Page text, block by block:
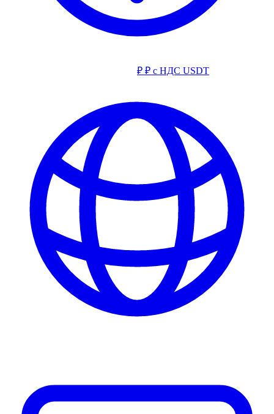
₽ ₽ с НДС USDT